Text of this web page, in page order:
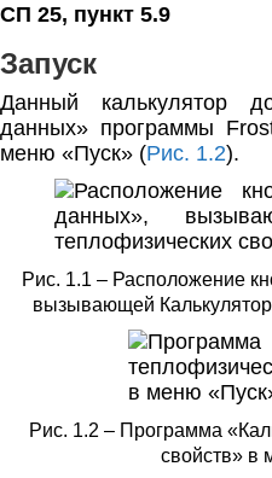
СП 25, пункт 5.9
Запуск
Данный калькулятор
данных» программы
меню «Пуск» (Рис. 1.2).
Рис. 1.1 – Расположение
вызывающей
Рис. 1.2 – Программа
свойств» в